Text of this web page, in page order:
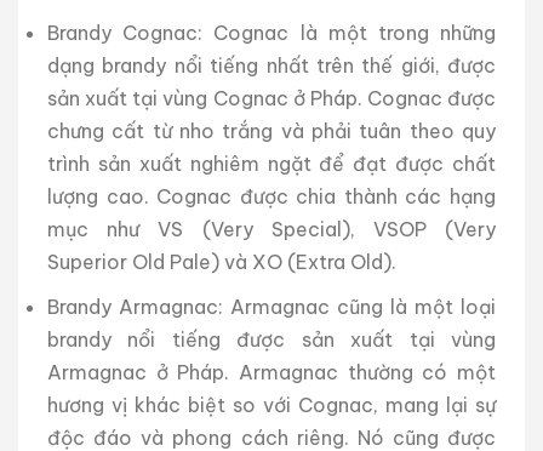
Brandy Cognac: Cognac là một trong những
dạng brandy nổi tiếng nhất trên thế giới, được
sản xuất tại vùng Cognac ở Pháp. Cognac được
chưng cất từ nho trắng và phải tuân theo quy
trình sản xuất nghiêm ngặt để đạt được chất
lượng cao. Cognac được chia thành các hạng
mục như VS (Very Special), VSOP (Very
Superior Old Pale) và XO (Extra Old).
Brandy Armagnac: Armagnac cũng là một loại
brandy nổi tiếng được sản xuất tại vùng
Armagnac ở Pháp. Armagnac thường có một
hương vị khác biệt so với Cognac, mang lại sự
độc đáo và phong cách riêng. Nó cũng được